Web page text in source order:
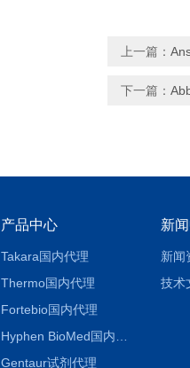
上一篇：
下一篇：
产品中心
Takara国内代理
Thermo国内代理
Fortebio国内代理
Gentaur试剂代理
新
新闻
技术